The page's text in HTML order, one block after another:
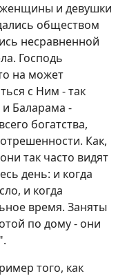
женщины и девушки
обществом
несравненной
Господь
на может
с Ним - так
Баларама -
богатства,
Как,
так часто видят
день: и когда
и когда
время. Заняты
по дому - они
того, как